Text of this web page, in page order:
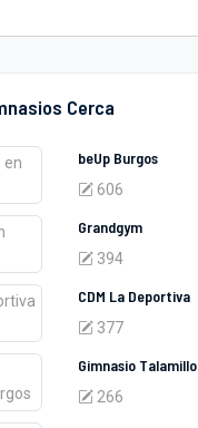
Cerca
beUp Burgos
606
Grandgym
394
CDM La Deportiva
377
Gimnasio Talamillo
266